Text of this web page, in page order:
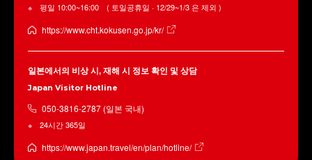
평일 10:00~16:00 ( 토일공휴일 · 12/29~1/3 은 제외 )
https://www.cht.kokusen.go.jp/kr/
일본에서의 비상 시, 재해 시 정보 확인 및 상담
Japan Visitor Hotline
050-3816-2787 (일본 국내)
24시간 365일
https://www.japan.travel/en/plan/hotline/